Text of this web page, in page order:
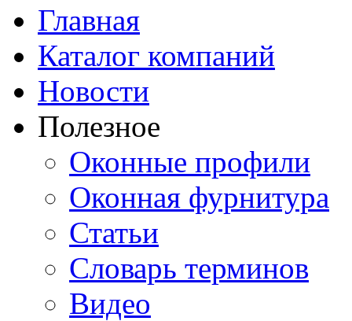
Главная
Каталог компаний
Новости
Полезное
Оконные профили
Оконная фурнитура
Статьи
Словарь терминов
Видео